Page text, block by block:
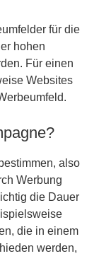
für die
hohen
Für einen
Websites
also
Werbung
die Dauer
die in einem
werden,